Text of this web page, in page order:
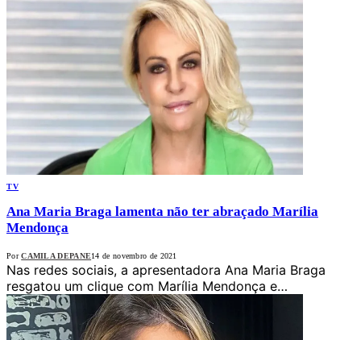
TV
Ana Maria Braga lamenta não ter abraçado Marília
Mendonça
Por CAMILA DEPANE14 de novembro de 2021
Nas redes sociais, a apresentadora Ana Maria Braga
resgatou um clique com Marília Mendonça e…